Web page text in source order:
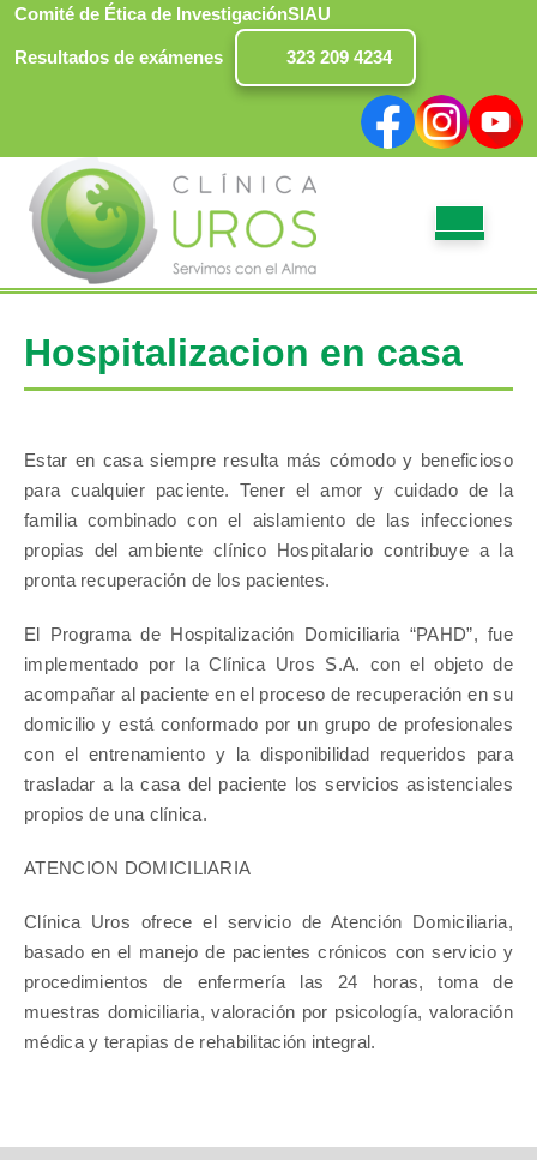
Saltar
contenido
Comité de Ética de InvestigaciónSIAU
Resultados de exámenes 323 209 4234
FacebookInstagram
DE
Hospitalizacion en casa
Estar en casa siempre resulta más cómodo y beneficioso
para cualquier paciente. Tener el amor y cuidado de la
familia combinado con el aislamiento de las infecciones
propias del ambiente clínico Hospitalario contribuye a la
pronta recuperación de los pacientes.
El Programa de Hospitalización Domiciliaria “PAHD”, fue
implementado por la Clínica Uros S.A. con el objeto de
acompañar al paciente en el proceso de recuperación en su
domicilio y está conformado por un grupo de profesionales
con el entrenamiento y la disponibilidad requeridos para
trasladar a la casa del paciente los servicios asistenciales
propios de una clínica.
ATENCION DOMICILIARIA
Clínica Uros ofrece el servicio de Atención Domiciliaria,
basado en el manejo de pacientes crónicos con servicio y
procedimientos de enfermería las 24 horas, toma de
muestras domiciliaria, valoración por psicología, valoración
médica y terapias de rehabilitación integral.